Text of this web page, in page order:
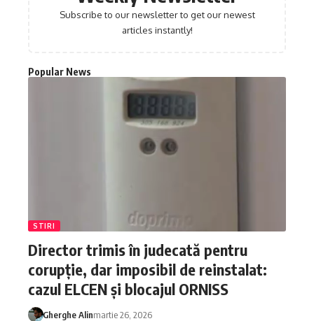
Subscribe to our newsletter to get our newest
articles instantly!
Popular News
STIRI
Director trimis în judecată pentru
corupție, dar imposibil de reinstalat:
cazul ELCEN și blocajul ORNISS
Gherghe Alinmartie 26, 2026